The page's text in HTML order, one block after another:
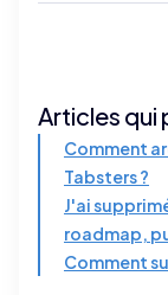
Articles qui
Comment
Tabsters ?
J'ai
roadmap,
Comment